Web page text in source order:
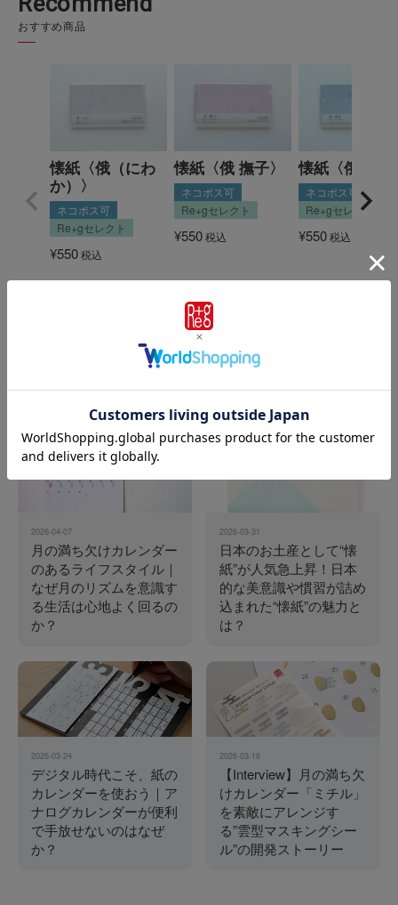
おすすめ商品
懐紙〈俄（にわ
か）〉
ネコポス可
Re+gセレクト
¥550税込
懐紙〈俄 撫子〉
ネコポス可
Re+gセレクト
¥550税込
懐紙〈俄 薄花
ネコポス可
Re+gセレクト
¥550税込
関連記事
2026-04-07
月の満ち欠けカレンダー
のあるライフスタイル｜
なぜ月のリズムを意識す
る生活は心地よく回るの
か？
2026-03-31
日本のお土産として“懐
紙”が人気急上昇！日本
的な美意識や慣習が詰め
込まれた“懐紙”の魅力と
は？
2026-03-24
デジタル時代こそ、紙の
カレンダーを使おう｜ア
ナログカレンダーが便利
で手放せないのはなぜ
か？
2026-03-16
【Interview】月の満ち欠
けカレンダー「ミチル」
を素敵にアレンジす
る”雲型マスキングシー
ル”の開発ストーリー